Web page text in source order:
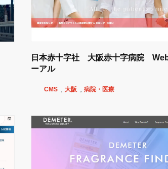
日本赤十字社 大阪赤十字病院
ーアル
CMS 大阪 病院・医療